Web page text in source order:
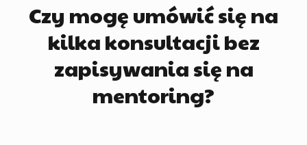
Czy mogę umówić się na
kilka konsultacji bez
zapisywania się na
mentoring?